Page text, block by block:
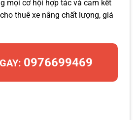
mọi cơ hội hợp tác và cam kết
thuê xe nâng chất lượng, giá
0976699469